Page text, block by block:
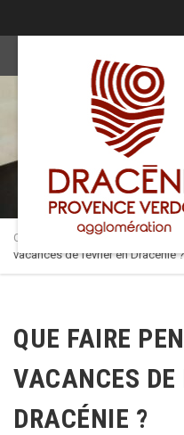
Culture en Dracénie
vacances de février en Dracénie ?
QUE FAIRE
VACANCES DE
DRACÉNIE ?